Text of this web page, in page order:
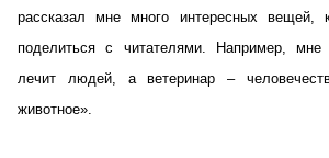
рассказал мне много интересных вещей,
поделиться с читателями. Например, мне
лечит людей, а ветеринар –
животное».